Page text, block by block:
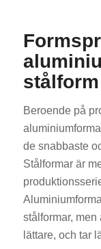
stålform
Beroende på
de snabbaste
Stålformar är
stålformar, men
lättare, och tar